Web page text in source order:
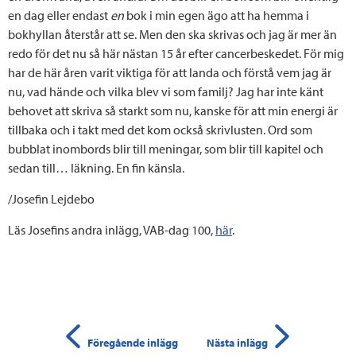
en dag eller endast en bok i min egen ägo att ha hemma i
bokhyllan återstår att se. Men den ska skrivas och jag är mer än
redo för det nu så här nästan 15 år efter cancerbeskedet. För mig
har de här åren varit viktiga för att landa och förstå vem jag är
nu, vad hände och vilka blev vi som familj? Jag har inte känt
behovet att skriva så starkt som nu, kanske för att min energi är
tillbaka och i takt med det kom också skrivlusten. Ord som
bubblat inombords blir till meningar, som blir till kapitel och
sedan till… läkning. En fin känsla.
/Josefin Lejdebo
Läs Josefins andra inlägg, VAB-dag 100, här.
Föregående inlägg Nästa inlägg